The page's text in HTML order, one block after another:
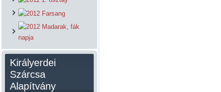
Királyerdei
Szárcsa
Alapítvány